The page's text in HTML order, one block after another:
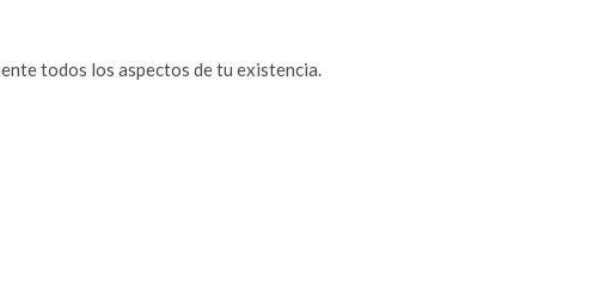
todos los aspectos de tu existencia.